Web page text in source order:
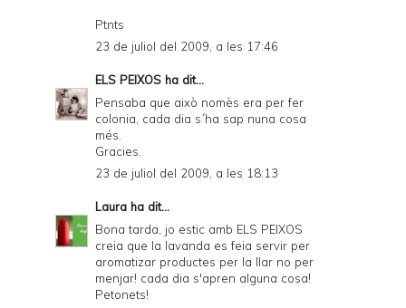
Ptnts
23 de juliol del 2009, a les 17:46
ELS PEIXOS ha dit...
Pensaba que això nomès era per fer
colonia, cada dia s´ha sap nuna cosa
més.
Gracies.
23 de juliol del 2009, a les 18:13
Laura ha dit...
Bona tarda, jo estic amb ELS PEIXOS
creia que la lavanda es feia servir per
aromatizar productes per la llar no per
menjar! cada dia s'apren alguna cosa!
Petonets!